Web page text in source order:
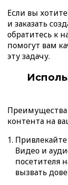
Если вы
и заказать
обратитесь к
помогут вам
эту задачу.
Преимущества
контента на
Видео и
посетителя
вызвать